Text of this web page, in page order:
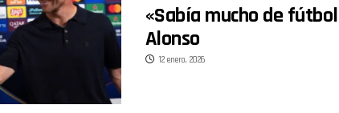
«Sabía mucho de
Alonso
12 enero, 2026